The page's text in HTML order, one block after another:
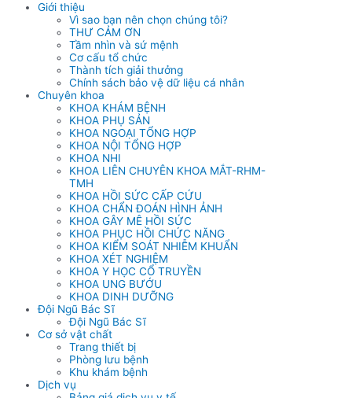
Giới thiệu
Vì sao bạn nên chọn chúng tôi?
THƯ CẢM ƠN
Tầm nhìn và sứ mệnh
Cơ cấu tổ chức
Thành tích giải thưởng
Chính sách bảo vệ dữ liệu cá nhân
Chuyên khoa
KHOA KHÁM BỆNH
KHOA PHỤ SẢN
KHOA NGOẠI TỔNG HỢP
KHOA NỘI TỔNG HỢP
KHOA NHI
KHOA LIÊN CHUYÊN KHOA MẮT-RHM-
TMH
KHOA HỒI SỨC CẤP CỨU
KHOA CHẨN ĐOÁN HÌNH ẢNH
KHOA GÂY MÊ HỒI SỨC
KHOA PHỤC HỒI CHỨC NĂNG
KHOA KIỂM SOÁT NHIỄM KHUẨN
KHOA XÉT NGHIỆM
KHOA Y HỌC CỔ TRUYỀN
KHOA UNG BƯỚU
KHOA DINH DƯỠNG
Đội Ngũ Bác Sĩ
Đội Ngũ Bác Sĩ
Cơ sở vật chất
Trang thiết bị
Phòng lưu bệnh
Khu khám bệnh
Dịch vụ